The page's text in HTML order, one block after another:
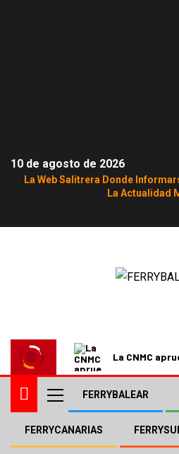
10 de agosto de 2026
La Web Salitrera Donde
La Actualidad
La CNMC
FERRYBALEAR
FERRYCANARIAS